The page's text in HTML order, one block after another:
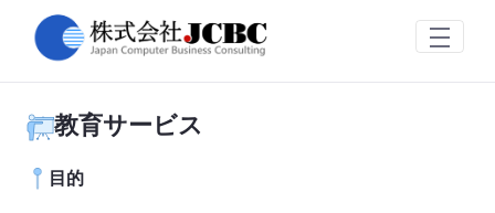
Saltar al contenido principal
教育サービス
教育サービス
目的